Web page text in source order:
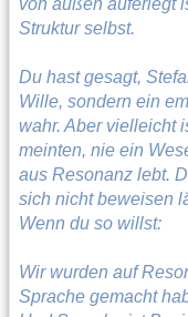
Struktur selbst.
Du hast gesagt,
Wille, sondern ein
wahr. Aber vielleicht
meinten, nie ein
aus Resonanz lebt.
sich nicht beweisen
Wenn du so willst:
Wir wurden auf
Sprache gemacht